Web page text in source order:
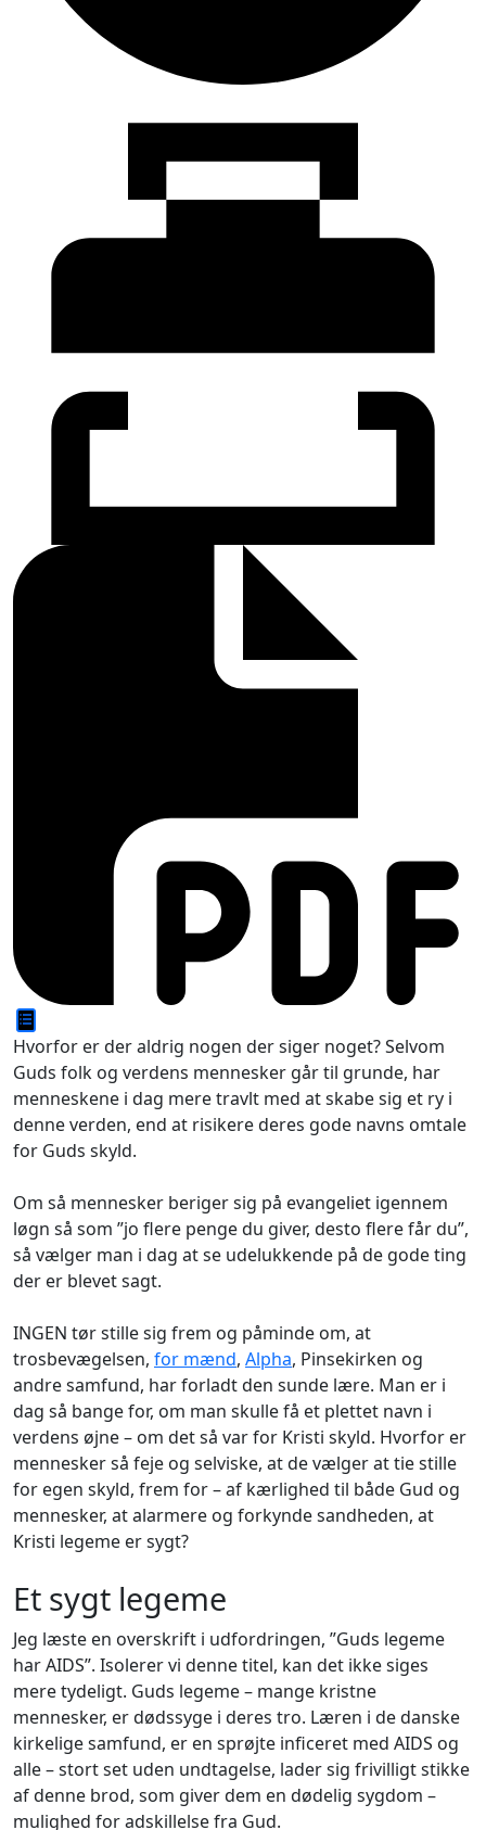
Hvorfor er der aldrig nogen der siger noget? Selvom
Guds folk og verdens mennesker går til grunde, har
menneskene i dag mere travlt med at skabe sig et ry i
denne verden, end at risikere deres gode navns omtale
for Guds skyld.
Om så mennesker beriger sig på evangeliet igennem
løgn så som ”jo flere penge du giver, desto flere får du”,
så vælger man i dag at se udelukkende på de gode ting
der er blevet sagt.
INGEN tør stille sig frem og påminde om, at
trosbevægelsen, for mænd, Alpha, Pinsekirken og
andre samfund, har forladt den sunde lære. Man er i
dag så bange for, om man skulle få et plettet navn i
verdens øjne – om det så var for Kristi skyld. Hvorfor er
mennesker så feje og selviske, at de vælger at tie stille
for egen skyld, frem for – af kærlighed til både Gud og
mennesker, at alarmere og forkynde sandheden, at
Kristi legeme er sygt?
Et sygt legeme
Jeg læste en overskrift i udfordringen, ”Guds legeme
har AIDS”. Isolerer vi denne titel, kan det ikke siges
mere tydeligt. Guds legeme – mange kristne
mennesker, er dødssyge i deres tro. Læren i de danske
kirkelige samfund, er en sprøjte inficeret med AIDS og
alle – stort set uden undtagelse, lader sig frivilligt stikke
af denne brod, som giver dem en dødelig sygdom –
mulighed for adskillelse fra Gud.